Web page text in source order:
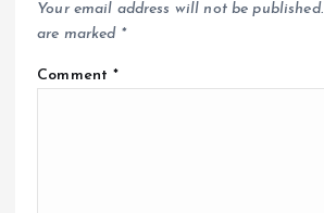
Your email address will not be published.
are marked *
Comment*